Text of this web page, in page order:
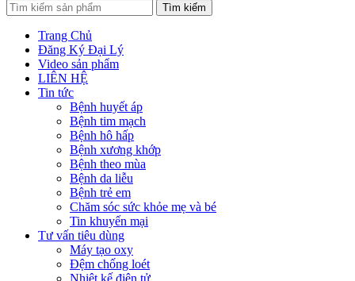
Tìm kiếm
Trang Chủ
Đăng Ký Đại Lý
Video sản phẩm
LIÊN HỆ
Tin tức
Bệnh huyết áp
Bệnh tim mạch
Bệnh hô hấp
Bệnh xương khớp
Bệnh theo mùa
Bệnh da liễu
Bệnh trẻ em
Chăm sóc sức khỏe mẹ và bé
Tin khuyến mại
Tư vấn tiêu dùng
Máy tạo oxy
Đệm chống loét
Nhiệt kế điện tử